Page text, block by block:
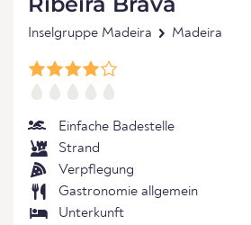
Inselgruppe Madeira Madeira
Einfache Badestelle
Strand
Verpflegung
Gastronomie allgemein
Unterkunft